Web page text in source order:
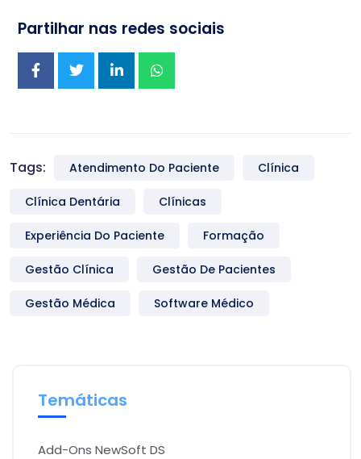
Partilhar nas redes sociais
Tags: Atendimento Do Paciente Clínica
Clínica Dentária Clínicas
Experiência Do Paciente Formação
Gestão Clínica Gestão De Pacientes
Gestão Médica Software Médico
Temáticas
Add-Ons NewSoft DS